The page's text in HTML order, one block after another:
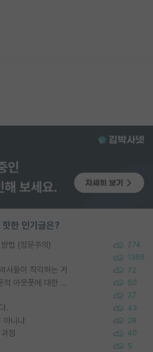
한 인기글은?
법 (장문주의) 274
1388
사들이 착각하는 거 72
포스텍 억까에 대해 (동문의 학문적 아웃풋에 대한 반박) 50
27
. 43
아니냐 28
정 40
5